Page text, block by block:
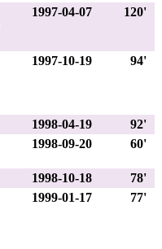
1997-04-07 120'
1997-10-19 94'
1998-04-19
92'
1998-09-20 60'
1998-10-18
78'
1999-01-17 77'